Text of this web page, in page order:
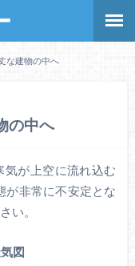
な建物の中へ
の中へ
が上空に流れ込む
が非常に不安定とな
い。
図